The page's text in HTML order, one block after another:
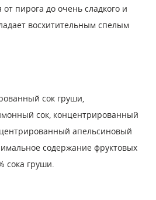
пирога до очень сладкого и
восхитительным спелым
сок груши,
сок, концентрированный
апельсиновый
содержание фруктовых
сока груши.